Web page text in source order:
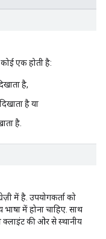
एक होती है:
है,
है या
है.
में है. उपयोगकर्ता को
में होना चाहिए. साथ
क्लाइंट की ओर से स्थानीय